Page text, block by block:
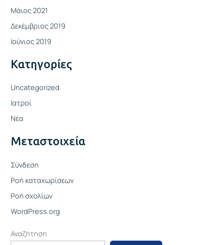
Μάιος 2021
Δεκέμβριος 2019
Ιούνιος 2019
Kατηγορίες
Uncategorized
Ιατροί
Νέα
Μεταστοιχεία
Σύνδεση
Ροή καταχωρίσεων
Ροή σχολίων
WordPress.org
Αναζήτηση